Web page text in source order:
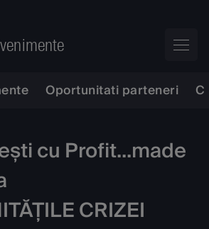
Oportunitati parteneri
cu Profit...made
CRIZEI